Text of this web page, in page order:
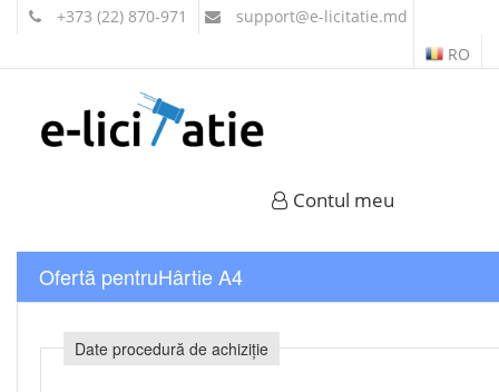
+373 (22) 870-971 support@e-licitatie.md
RO
Contul meu
Ofertă pentruHârtie A4
Date procedură de achiziție